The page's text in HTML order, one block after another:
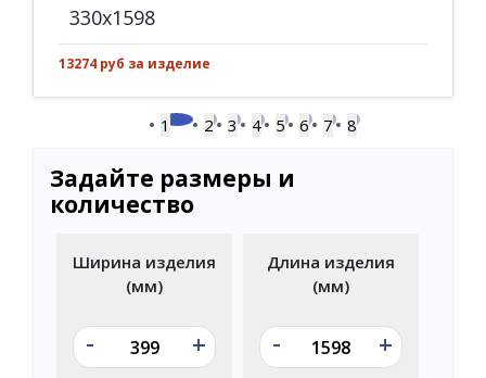
330x1598
13274 руб за изделие
1 2 3 4 5 6 7 8
Задайте размеры и
количество
Ширина изделия
(мм)
- +
Длина изделия
(мм)
- +